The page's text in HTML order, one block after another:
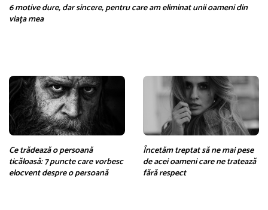
6 motive dure, dar sincere, pentru care am eliminat unii oameni din
viața mea
Ce trădează o persoană
ticăloasă: 7 puncte care vorbesc
elocvent despre o persoană
Încetăm treptat să ne mai pese
de acei oameni care ne tratează
fără respect